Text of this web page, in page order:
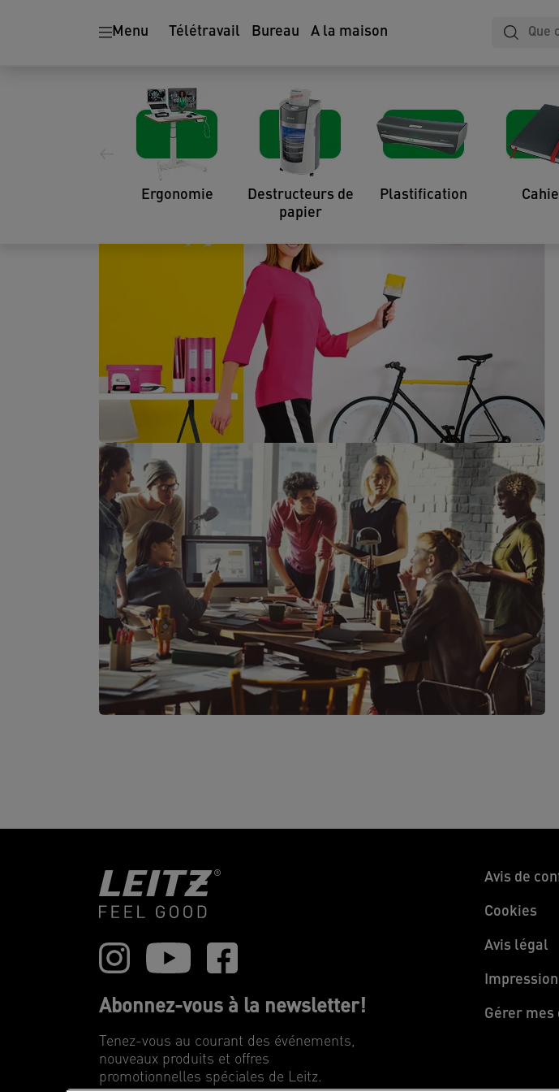
Menu Télétravail Bureau A la maison
Ergonomie
Destructeurs de
papier
Plastification
Vous croyez au pouvoir du design ? Nous, oui ! C’est
de notre développement produits. Nous associons la
flux de travail optimal, procurant un effet WOW garanti
de style pour le
Abonnez-vous à la newsletter!
Tenez-vous au courant des événements,
nouveaux produits et offres
promotionnelles spéciales de Leitz.
Avis de
Cookies
Avis légal
Impression
Gérer mes